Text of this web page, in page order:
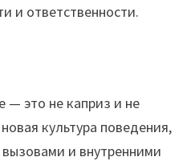
и ответственности.
— это не каприз и не
культура поведения,
и внутренними